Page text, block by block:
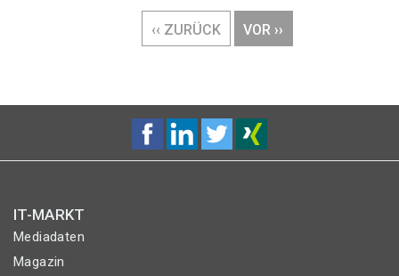
VORHERIGE
‹‹ ZURÜCK
NÄCHSTE
VOR ››
IT-MARKT
Mediadaten
Magazin